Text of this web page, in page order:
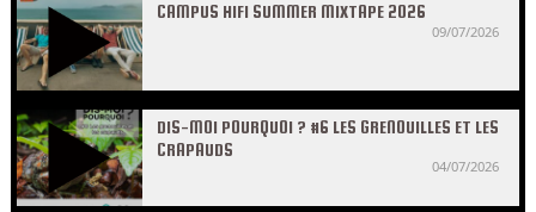
CAMPUS HIFI SUMMER MIXTAPE 2026
09/07/2026
DIS-MOI POURQUOI ? #6 LES GRENOUILLES ET LES
CRAPAUDS
04/07/2026